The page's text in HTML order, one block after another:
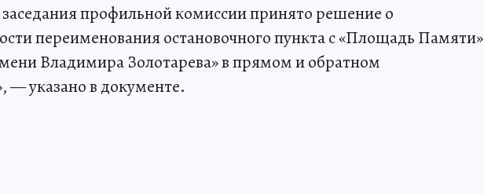
профильной комиссии принято решение о
переименования остановочного пункта с «Площадь Памяти»
Владимира Золотарева» в прямом и обратном
— указано в документе.